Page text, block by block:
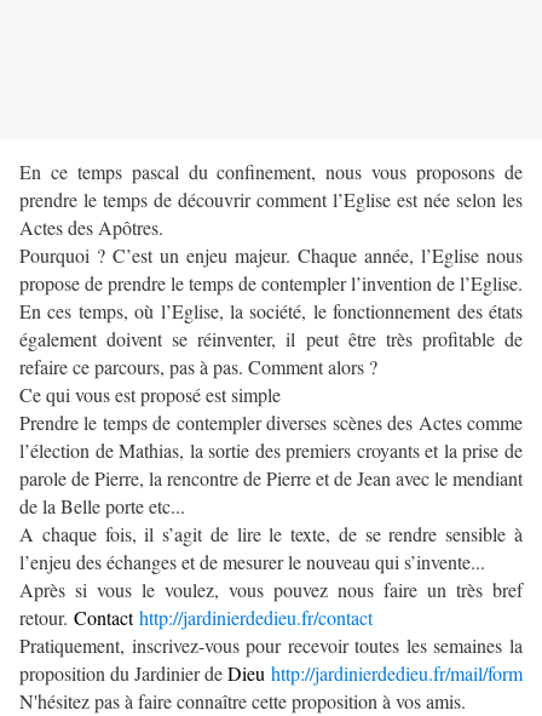
En ce temps pascal du confinement, nous vous proposons de
prendre le temps de découvrir comment l’Eglise est née selon les
Actes des Apôtres.
Pourquoi ? C’est un enjeu majeur. Chaque année, l’Eglise nous
propose de prendre le temps de contempler l’invention de l’Eglise.
En ces temps, où l’Eglise, la société, le fonctionnement des états
également doivent se réinventer, il peut être très profitable de
refaire ce parcours, pas à pas. Comment alors ?
Ce qui vous est proposé est simple
Prendre le temps de contempler diverses scènes des Actes comme
l’élection de Mathias, la sortie des premiers croyants et la prise de
parole de Pierre, la rencontre de Pierre et de Jean avec le mendiant
de la Belle porte etc...
A chaque fois, il s’agit de lire le texte, de se rendre sensible à
l’enjeu des échanges et de mesurer le nouveau qui s’invente...
Après si vous le voulez, vous pouvez nous faire un très bref
retour. Contact http://jardinierdedieu.fr/contact
Pratiquement, inscrivez-vous pour recevoir toutes les semaines la
proposition du Jardinier deDieu http://jardinierdedieu.fr/mail/form
N'hésitez pas à faire connaître cette proposition à vos amis.